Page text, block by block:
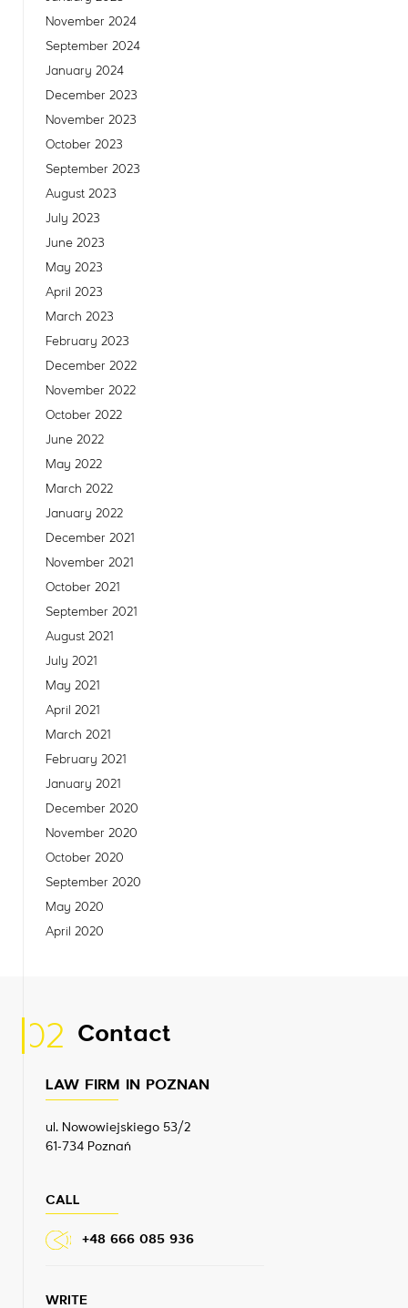
November 2024
September 2024
January 2024
December 2023
November 2023
October 2023
September 2023
August 2023
July 2023
June 2023
May 2023
April 2023
March 2023
February 2023
December 2022
November 2022
October 2022
June 2022
May 2022
March 2022
January 2022
December 2021
November 2021
October 2021
September 2021
August 2021
July 2021
May 2021
April 2021
March 2021
February 2021
January 2021
December 2020
November 2020
October 2020
September 2020
May 2020
April 2020
02 Contact
LAW FIRM IN POZNAN
ul. Nowowiejskiego 53/2
61-734 Poznań
CALL
+48 666 085 936
WRITE